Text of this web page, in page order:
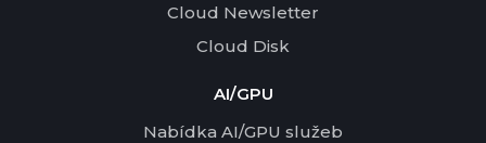
Cloud Newsletter
Cloud Disk
AI/GPU
Nabídka AI/GPU služeb